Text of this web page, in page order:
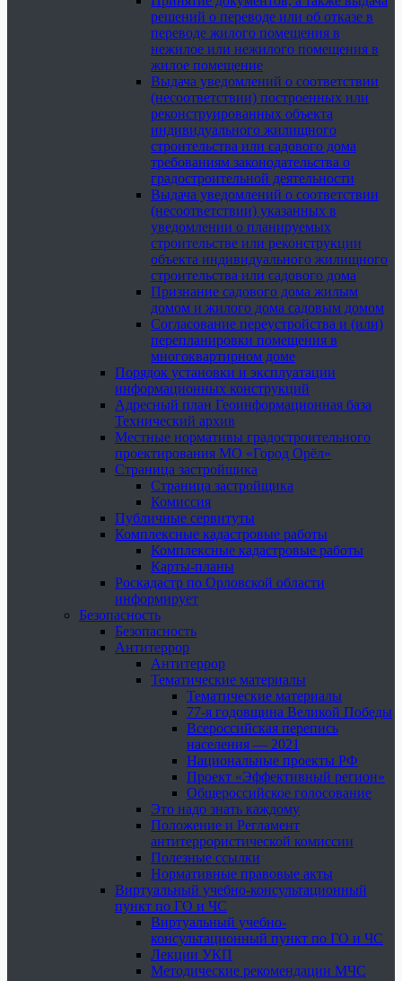
решений о переводе или об отказе в
переводе жилого помещения в
нежилое или нежилого помещения в
жилое помещение
Выдача уведомлений о соответствии
(несоответствии) построенных или
реконструированных объекта
индивидуального жилищного
строительства или садового дома
требованиям законодательства о
градостроительной деятельности
Выдача уведомлений о соответствии
(несоответствии) указанных в
уведомлении о планируемых
строительстве или реконструкции
объекта индивидуального жилищного
строительства или садового дома
Признание садового дома жилым
домом и жилого дома садовым домом
Согласование переустройства и (или)
перепланировки помещения в
многоквартирном доме
Порядок установки и эксплуатации
информационных конструкций
Адресный план Геоинформационная база
Технический архив
Местные нормативы градостроительного
проектирования МО «Город Орёл»
Страница застройщика
Страница застройщика
Комиссия
Публичные сервитуты
Комплексные кадастровые работы
Комплексные кадастровые работы
Карты-планы
Роскадастр по Орловской области
информирует
Безопасность
Безопасность
Антитеррор
Антитеррор
Тематические материалы
Тематические материалы
77-я годовщина Великой Победы
Всероссийская перепись
населения — 2021
Национальные проекты РФ
Проект «Эффективный регион»
Общероссийское голосование
Это надо знать каждому
Положение и Регламент
антитеррористической комиссии
Полезные ссылки
Нормативные правовые акты
Виртуальный учебно-консультационный
пункт по ГО и ЧС
Виртуальный учебно-
консультационный пункт по ГО и ЧС
Лекции УКП
Методические рекомендации МЧС